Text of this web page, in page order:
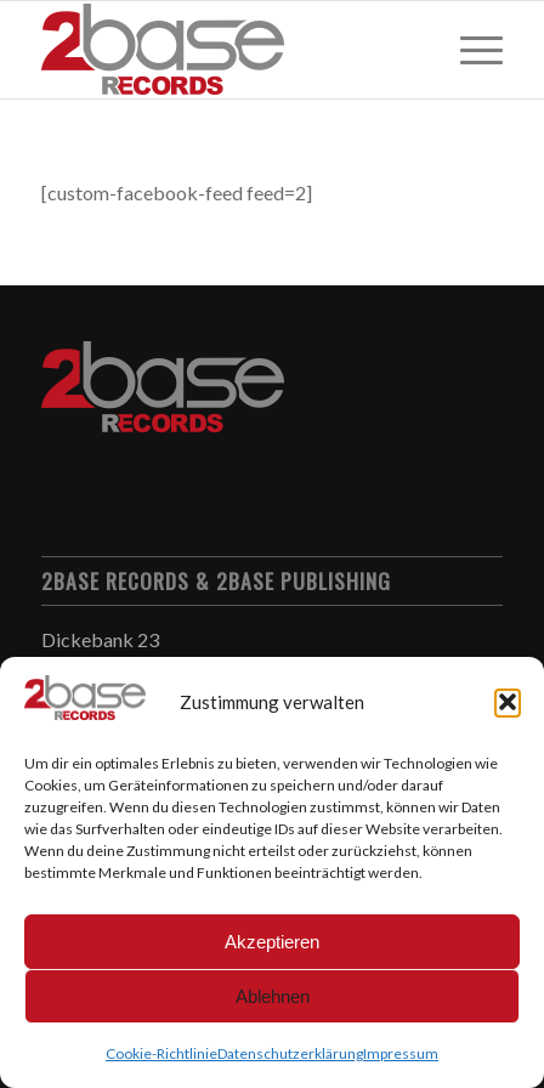
Zustimmung verwalten
Um dir ein optimales Erlebnis zu bieten, verwenden wir Technologien wie
Cookies, um Geräteinformationen zu speichern und/oder darauf
zuzugreifen. Wenn du diesen Technologien zustimmst, können wir Daten
wie das Surfverhalten oder eindeutige IDs auf dieser Website verarbeiten.
Wenn du deine Zustimmung nicht erteilst oder zurückziehst, können
bestimmte Merkmale und Funktionen beeinträchtigt werden.
Akzeptieren
Ablehnen
Cookie-RichtlinieDatenschutzerklärungImpressum
[custom-facebook-feed feed=2]
2BASE RECORDS & 2BASE PUBLISHING
Dickebank 23
45663 Recklinghausen
02361/8490260
@2Base Records 2025